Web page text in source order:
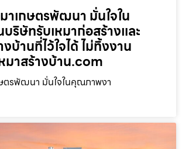
าเกษตรพัฒนา มั่นใจใน
ริษัทรับเหมาก่อสร้างและ
บ้านที่ไว้ใจได้ ไม่ทิ้งงาน
มาสร้างบ้าน.com
ษตรพัฒนา มั่นใจในคุณภาพงา